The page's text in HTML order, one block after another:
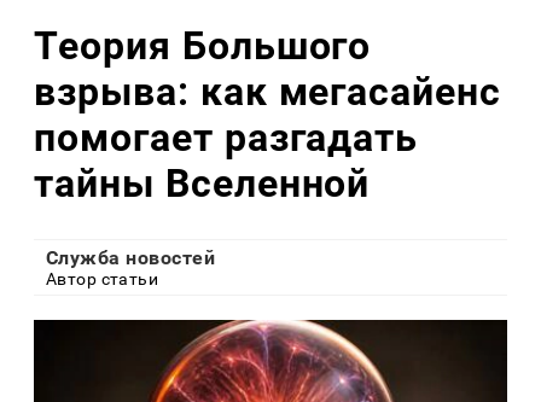
Теория Большого
взрыва: как мегасайенс
помогает разгадать
тайны Вселенной
Служба новостей
Автор статьи